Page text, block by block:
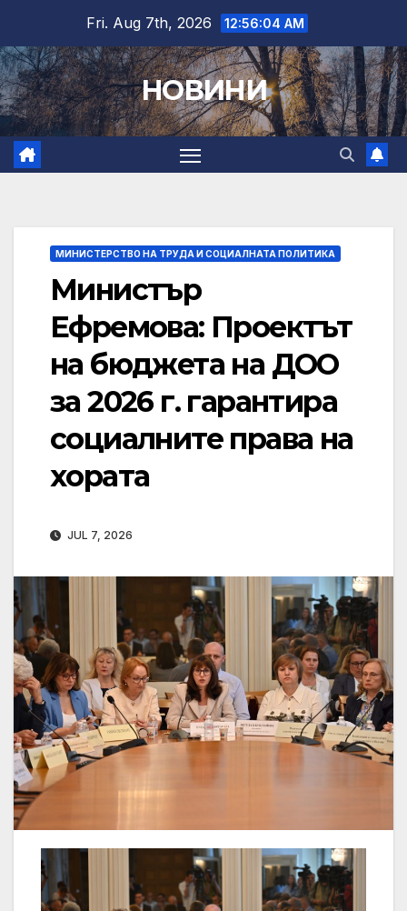
content
Fri. Aug 7th, 2026 12:56:05 AM
НОВИНИ
МИНИСТЕРСТВО НА ТРУДА И СОЦИАЛНАТА ПОЛИТИКА
Министър
Ефремова: Проектът
на бюджета на ДОО
за 2026 г. гарантира
социалните права на
хората
JUL 7, 2026